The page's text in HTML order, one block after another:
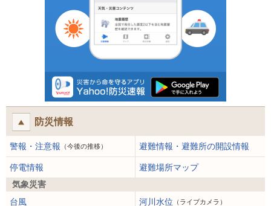
防災情報
警報・注意報 （今後の推移） 避難情報・避難所の開設情報
停電情報
避難場所マップ
気象災害
台風
河川水位 （ライブカメラ）